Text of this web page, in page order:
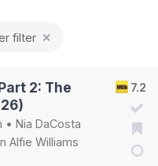
filter ✕
7.2
2: The
• Nia DaCosta
Alfie Williams